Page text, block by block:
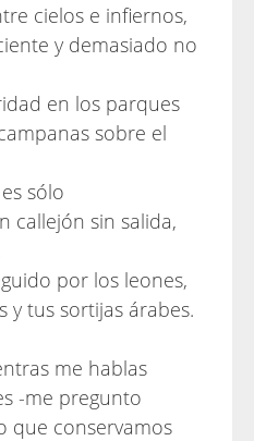
cielos e infiernos,
y demasiado no
en los parques
sobre el
sólo
callejón sin salida,
por los leones,
y tus sortijas árabes.
me hablas
-me pregunto
que conservamos